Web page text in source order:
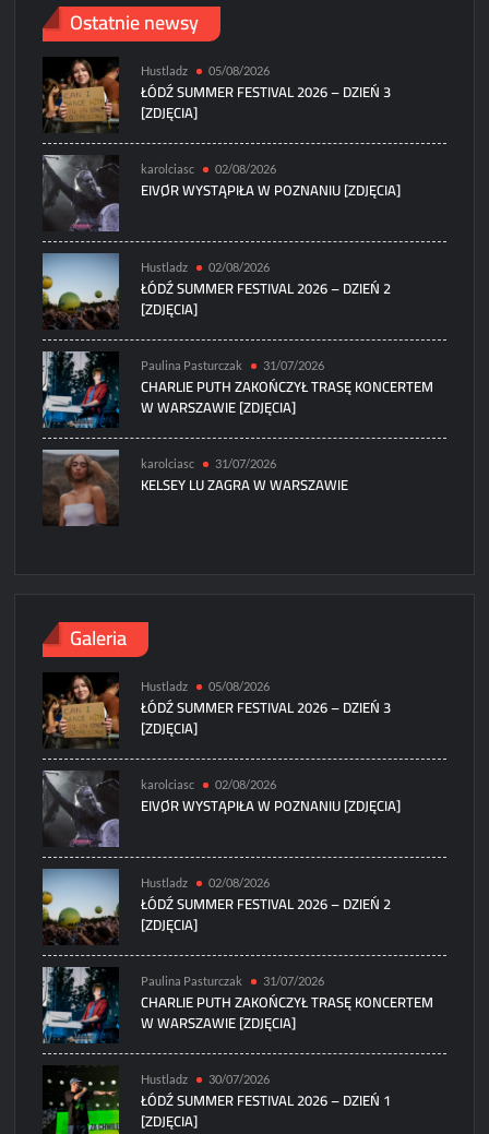
Ostatnie newsy
Hustladz 05/08/2026
ŁÓDŹ SUMMER FESTIVAL 2026 – DZIEŃ 3
[ZDJĘCIA]
karolciasc 02/08/2026
EIVØR WYSTĄPIŁA W POZNANIU [ZDJĘCIA]
Hustladz 02/08/2026
ŁÓDŹ SUMMER FESTIVAL 2026 – DZIEŃ 2
[ZDJĘCIA]
Paulina Pasturczak 31/07/2026
CHARLIE PUTH ZAKOŃCZYŁ TRASĘ KONCERTEM
W WARSZAWIE [ZDJĘCIA]
karolciasc 31/07/2026
KELSEY LU ZAGRA W WARSZAWIE
Galeria
Hustladz 05/08/2026
ŁÓDŹ SUMMER FESTIVAL 2026 – DZIEŃ 3
[ZDJĘCIA]
karolciasc 02/08/2026
EIVØR WYSTĄPIŁA W POZNANIU [ZDJĘCIA]
Hustladz 02/08/2026
ŁÓDŹ SUMMER FESTIVAL 2026 – DZIEŃ 2
[ZDJĘCIA]
Paulina Pasturczak 31/07/2026
CHARLIE PUTH ZAKOŃCZYŁ TRASĘ KONCERTEM
W WARSZAWIE [ZDJĘCIA]
Hustladz 30/07/2026
ŁÓDŹ SUMMER FESTIVAL 2026 – DZIEŃ 1
[ZDJĘCIA]